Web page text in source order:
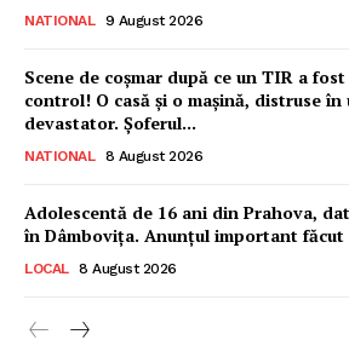
NATIONAL 9 August 2026
Scene de coșmar după ce un TIR a
control! O casă și o mașină, distruse
devastator. Șoferul...
NATIONAL 8 August 2026
Adolescentă de 16 ani din Prahova,
în Dâmbovița. Anunțul important
LOCAL 8 August 2026